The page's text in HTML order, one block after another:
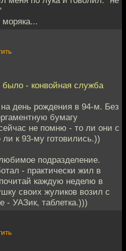
моряка...
- конвойная служба
день рождения в 94-м. Без
бумагу
не помню - то ли они с
ли к 93-му готовились.))
подразделение.
- практически жил в
каждую неделю в
своих жуликов возил с
- УАЗик, таблетка.)))